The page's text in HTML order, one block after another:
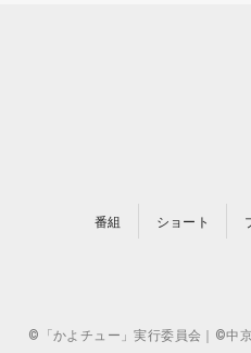
番組 ショート
©「かよチュー」実行委員会｜©中